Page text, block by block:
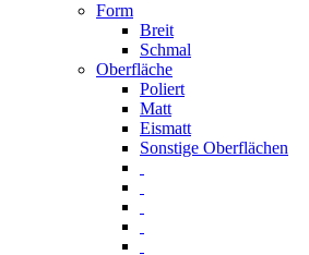
Form
Breit
Schmal
Oberfläche
Poliert
Matt
Eismatt
Sonstige Oberflächen